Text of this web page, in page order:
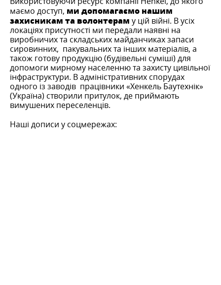
маємо доступ, ми допомагаємо нашим
захисникам та волонтерам у цій війні. В усіх
локаціях присутності ми передали наявні на
виробничих та складських майданчиках запаси
сировинних, пакувальних та інших матеріалів, а
також готову продукцію (будівельні суміші) для
допомоги мирному населенню та захисту цивільної
інфраструктури. В адміністративних спорудах
одного із заводів працівники «Хенкель Баутехнік»
(Україна) створили притулок, де приймають
вимушених переселенців.
Наші дописи у соцмережах: